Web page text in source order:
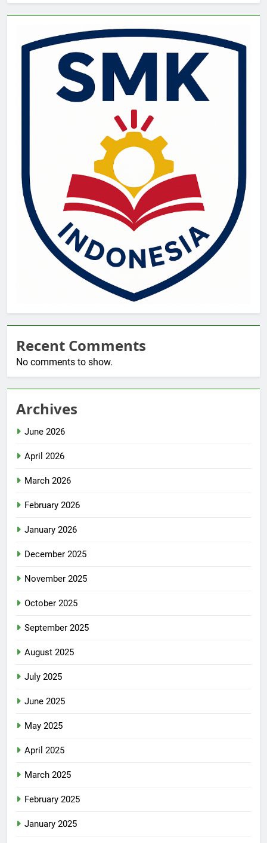
Recent Comments
No comments to show.
Archives
June 2026
April 2026
March 2026
February 2026
January 2026
December 2025
November 2025
October 2025
September 2025
August 2025
July 2025
June 2025
May 2025
April 2025
March 2025
February 2025
January 2025